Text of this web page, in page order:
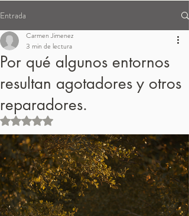
Entrada
Por qué algunos entornos
resultan agotadores y otros
reparadores.
Carmen Jimenez
3 min de lectura
Obtuvo NaN de 5 estrellas.